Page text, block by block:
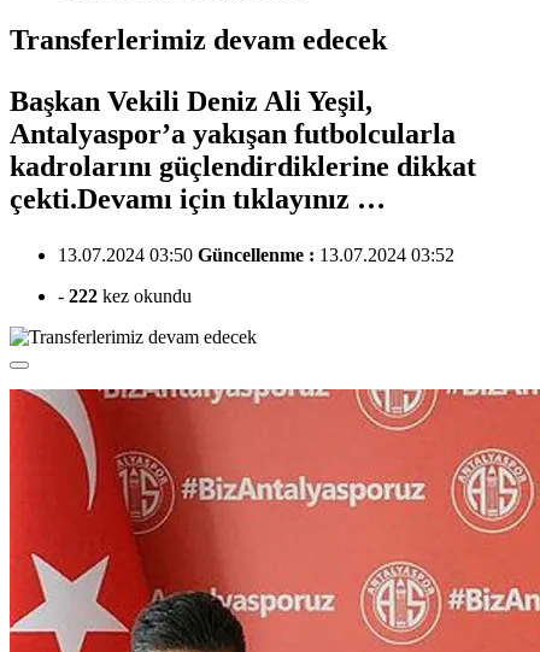
Transferlerimiz devam edecek
Başkan Vekili Deniz Ali Yeşil,
Antalyaspor’a yakışan futbolcularla
kadrolarını güçlendirdiklerine dikkat
çekti.Devamı için tıklayınız …
13.07.2024 03:50 Güncellenme : 13.07.2024 03:52
- 222 kez okundu